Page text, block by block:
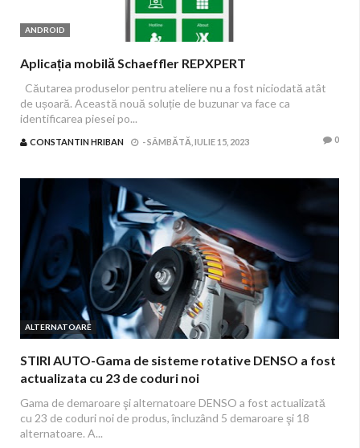
ANDROID
Aplicația mobilă Schaeffler REPXPERT
Căutarea produselor pentru ateliere nu a fost niciodată atât
de ușoară. Această nouă soluție de buzunar va face ca
identificarea piesei po...
CONSTANTIN HRIBAN -SÂMBĂTĂ, IULIE 15, 2023 0
ALTERNATOARE
STIRI AUTO-Gama de sisteme rotative DENSO a fost
actualizata cu 23 de coduri noi
Gama de demaroare şi alternatoare DENSO a fost actualizată
cu 23 de coduri noi de produs, încluzând 5 demaroare şi 18
alternatoare. A...